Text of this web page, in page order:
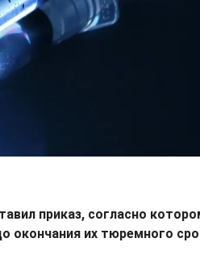
приказ, согласно
окончания их тюремного